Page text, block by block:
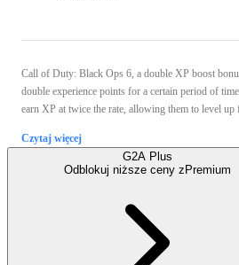
Call of Duty: Black Ops 6, a double XP boost
double experience points for a certain period of
earn XP at twice the rate, allowing them to level up
Czytaj więcej
G2A Plus
Odblokuj niższe ceny z Premium